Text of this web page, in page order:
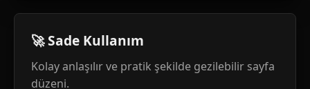
🚀 Sade Kullanım
Kolay anlaşılır ve pratik şekilde gezilebilir sayfa
düzeni.